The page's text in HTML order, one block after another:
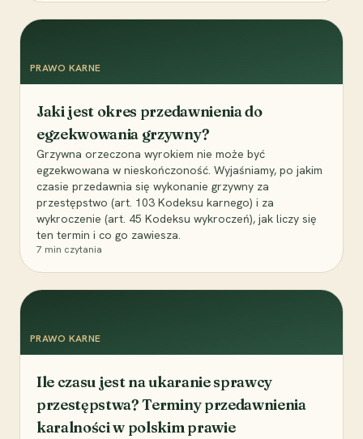
PRAWO KARNE
Jaki jest okres przedawnienia do
egzekwowania grzywny?
Grzywna orzeczona wyrokiem nie może być
egzekwowana w nieskończoność. Wyjaśniamy, po jakim
czasie przedawnia się wykonanie grzywny za
przestępstwo (art. 103 Kodeksu karnego) i za
wykroczenie (art. 45 Kodeksu wykroczeń), jak liczy się
ten termin i co go zawiesza.
7 min czytania
PRAWO KARNE
Ile czasu jest na ukaranie sprawcy
przestępstwa? Terminy przedawnienia
karalności w polskim prawie